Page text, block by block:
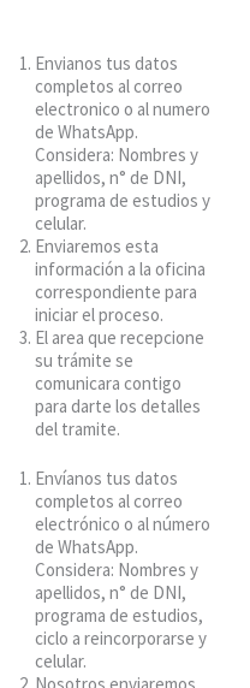
Envianos tus datos
completos al correo
electronico o al numero
de WhatsApp.
Considera: Nombres y
apellidos, n° de DNI,
programa de estudios y
celular.
Enviaremos esta
información a la oficina
correspondiente para
iniciar el proceso.
El area que recepcione
su trámite se
comunicara contigo
para darte los detalles
del tramite.
Envíanos tus datos
completos al correo
electrónico o al número
de WhatsApp.
Considera: Nombres y
apellidos, n° de DNI,
programa de estudios,
ciclo a reincorporarse y
celular.